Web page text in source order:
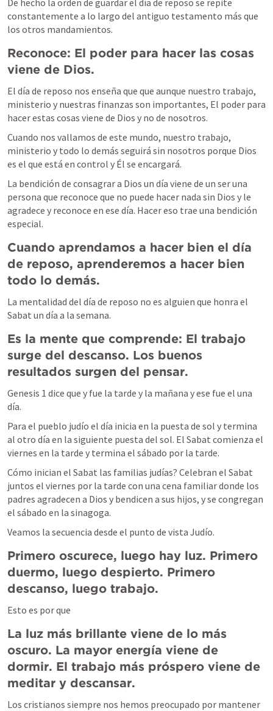
De hecho la orden de guardar el día de reposo se repite
constantemente a lo largo del antiguo testamento más que
los otros mandamientos.
Reconoce: El poder para hacer las cosas
viene de Dios.
El día de reposo nos enseña que que aunque nuestro trabajo,
ministerio y nuestras finanzas son importantes, El poder para
hacer estas cosas viene de Dios y no de nosotros.
Cuando nos vallamos de este mundo, nuestro trabajo,
ministerio y todo lo demás seguirá sin nosotros porque Dios
es el que está en control y Él se encargará.
La bendición de consagrar a Dios un día viene de un ser una
persona que reconoce que no puede hacer nada sin Dios y le
agradece y reconoce en ese día. Hacer eso trae una bendición
especial.
Cuando aprendamos a hacer bien el día
de reposo, aprenderemos a hacer bien
todo lo demás.
La mentalidad del día de reposo no es alguien que honra el
Sabat un día a la semana.
Es la mente que comprende: El trabajo
surge del descanso. Los buenos
resultados surgen del pensar.
Genesis 1 dice que y fue la tarde y la mañana y ese fue el una
día.
Para el pueblo judío el día inicia en la puesta de sol y termina
al otro día en la siguiente puesta del sol. El Sabat comienza el
viernes en la tarde y termina el sábado por la tarde.
Cómo inician el Sabat las familias judías? Celebran el Sabat
juntos el viernes por la tarde con una cena familiar donde los
padres agradecen a Dios y bendicen a sus hijos, y se congregan
el sábado en la sinagoga.
Veamos la secuencia desde el punto de vista Judío.
Primero oscurece, luego hay luz. Primero
duermo, luego despierto. Primero
descanso, luego trabajo.
Esto es por que
La luz más brillante viene de lo más
oscuro. La mayor energía viene de
dormir. El trabajo más próspero viene de
meditar y descansar.
Los cristianos siempre nos hemos preocupado por mantener